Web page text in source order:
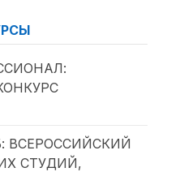
ВСЕРОССИЙСКИЙ
СТУДИЙ,